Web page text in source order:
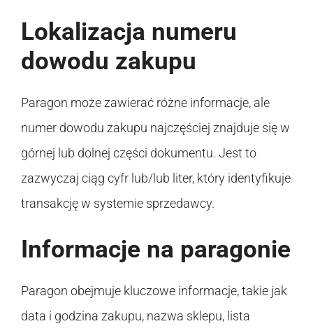
Lokalizacja numeru
dowodu zakupu
Paragon może zawierać różne informacje, ale
numer dowodu zakupu najczęściej znajduje się w
górnej lub dolnej części dokumentu. Jest to
zazwyczaj ciąg cyfr lub/lub liter, który identyfikuje
transakcję w systemie sprzedawcy.
Informacje na paragonie
Paragon obejmuje kluczowe informacje, takie jak
data i godzina zakupu, nazwa sklepu, lista